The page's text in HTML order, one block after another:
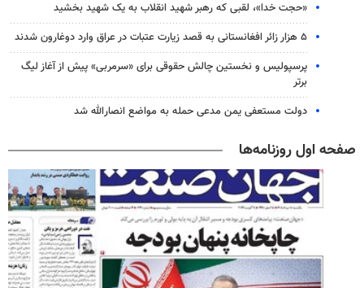
«حجت خدا»، لقبی که رهبر شهید انقلاب به یک شهید بخشید
۵ هزار زائر افغانستانی به قصد زیارت عتبات در عراق وارد دوغارون شدند
پرسپولیس و نخستین چالش حقوقی برای «سرمربی» پیش از آغاز لیگ
برتر
دولت مستعفی یمن مدعی حمله به مواضع انصارالله شد
صفحه اول روزنامه‌ها